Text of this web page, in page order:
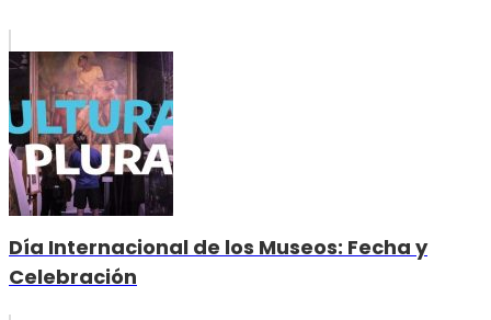
Día Internacional de los Museos: Fecha y
Celebración